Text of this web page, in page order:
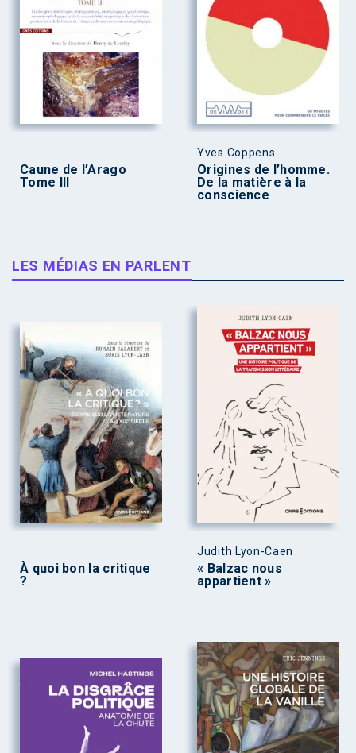
Caune de l’Arago
Tome III
Yves Coppens
Origines de l’homme.
De la matière à la
conscience
LES MÉDIAS EN PARLENT
À quoi bon la critique
?
Judith Lyon-Caen
« Balzac nous
appartient »